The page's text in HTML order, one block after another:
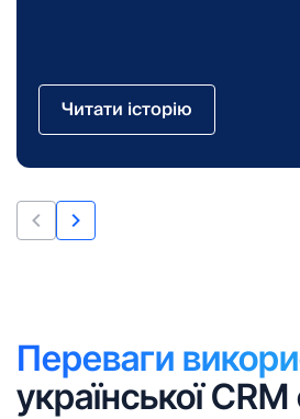
Читати історію
Переваги
української